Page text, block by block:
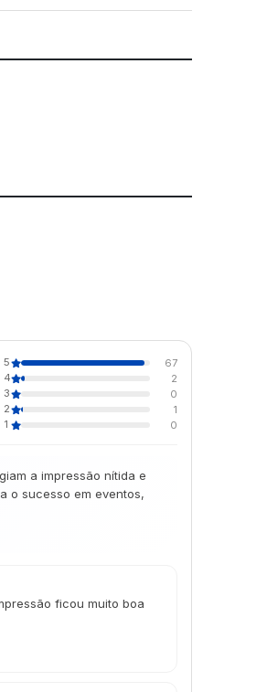
5
67
4
2
3
0
2
1
1
0
a impressão nítida e
o sucesso em eventos,
ficou muito boa